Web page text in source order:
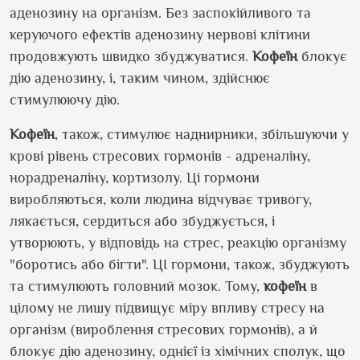
аденозину на організм. Без заспокійливого та
керуючого ефектів аденозину нервові клітини
продовжують швидко збуджуватися. Кофеїн блокує
дію аденозину, і, таким чином, здійснює
стимулюючу дію.
Кофеїн, також, стимулює наднирники, збільшуючи у
крові рівень стресових гормонів - адреналіну,
норадреналіну, кортизолу. Ці гормони
виробляються, коли людина відчуває тривогу,
лякається, сердиться або збуджується, і
утворюють, у відповідь на стрес, реакцію організму
"боротись або бігти". ЦІ гормони, також, збуджують
та стимулюють головний мозок. Тому, кофеїн в
цілому не лишу підвищує міру впливу стресу на
організм (вироблення стресових гормонів), а й
блокує дію аденозину, однієї із хімічних сполук, що